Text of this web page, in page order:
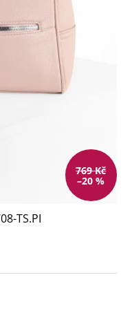
769 Kč
–20 %
TS.PI